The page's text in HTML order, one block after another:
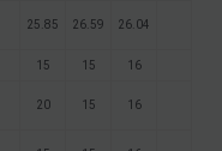
25.85 26.59 26.04
15 15 16
20 15 16